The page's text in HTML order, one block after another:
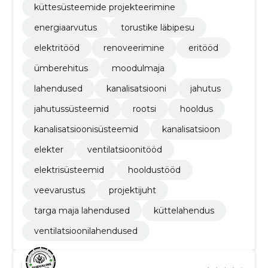
küttesüsteemide projekteerimine
energiaarvutus
torustike läbipesu
elektritööd
renoveerimine
eritööd
ümberehitus
moodulmaja
lahendused
kanalisatsiooni
jahutus
jahutussüsteemid
rootsi
hooldus
kanalisatsioonisüsteemid
kanalisatsioon
elekter
ventilatsioonitööd
elektrisüsteemid
hooldustööd
veevarustus
projektijuht
targa maja lahendused
küttelahendus
ventilatsioonilahendused